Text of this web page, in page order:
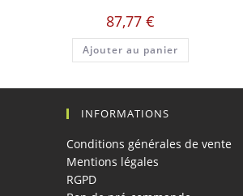
87,77 €
Ajouter au panier
INFORMATIONS
Conditions générales de vente
Mentions légales
RGPD